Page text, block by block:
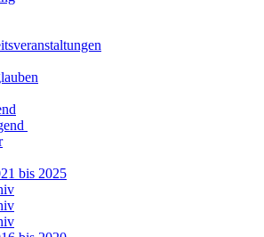
bis 2025